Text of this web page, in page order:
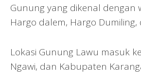
Gunung yang dikenal dengan
Hargo dalem, Hargo
Lokasi Gunung Lawu masuk
Ngawi, dan Kabupaten